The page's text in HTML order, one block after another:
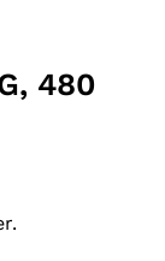
480